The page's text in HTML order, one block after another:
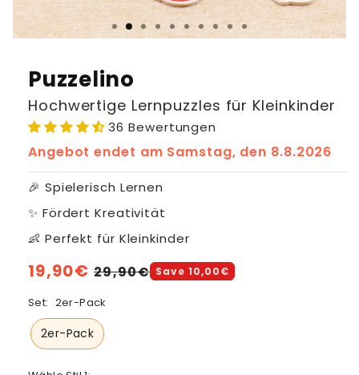
Puzzelino
Hochwertige Lernpuzzles für Kleinkinder
36 Bewertungen
Angebot endet am Samstag, den 8.8.2026
🎉 Spielerisch Lernen
✨ Fördert Kreativität
👶 Perfekt für Kleinkinder
Normaler
Preis
19,90€ Verkaufspreis
29,90€ Save 10,00€
Set: 2er-Pack
2er-Pack